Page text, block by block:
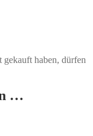
gekauft haben, dürfen
…